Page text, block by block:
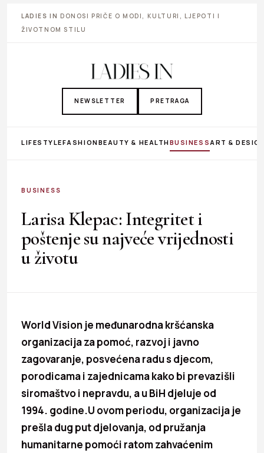
LADIES IN DONOSI PRIČE O MODI, KULTURI, LJEPOTI I
ŽIVOTNOM STILU
NEWSLETTER PRETRAGA
LIFESTYLEFASHIONBEAUTY & HEALTHBUSINESS ART &
BUSINESS
Larisa Klepac: Integritet i
poštenje su najveće vrijednosti
u životu
World Vision je međunarodna kršćanska
organizacija za pomoć, razvoj i javno
zagovaranje, posvećena radu s djecom,
porodicama i zajednicama kako bi prevazišli
siromaštvo i nepravdu, a u BiH djeluje od
1994. godine.U ovom periodu, organizacija je
prešla dug put djelovanja, od pružanja
humanitarne pomoći ratom zahvaćenim